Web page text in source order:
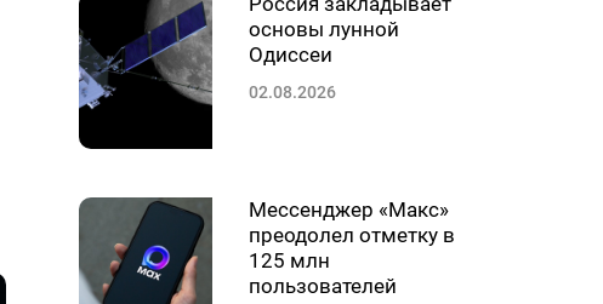
основы лунной
Одиссеи
02.08.2026
Мессенджер «Макс»
преодолел отметку в
125 млн
пользователей